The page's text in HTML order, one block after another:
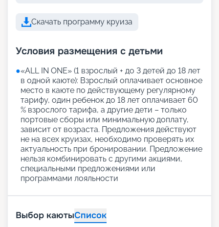
Скачать программу круиза
Условия размещения с детьми
●«АLL IN ONE» (1 взрослый + до 3 детей до 18 лет
в одной каюте): Взрослый оплачивает основное
место в каюте по действующему регулярному
тарифу, один ребенок до 18 лет оплачивает 60
% взрослого тарифа, а другие дети – только
портовые сборы или минимальную доплату,
зависит от возраста. Предложения действуют
не на всех круизах, необходимо проверять их
актуальность при бронировании. Предложение
нельзя комбинировать с другими акциями,
специальными предложениями или
программами лояльности
Выбор каютыСписок